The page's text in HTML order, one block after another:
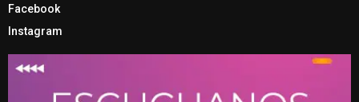
Facebook
Instagram